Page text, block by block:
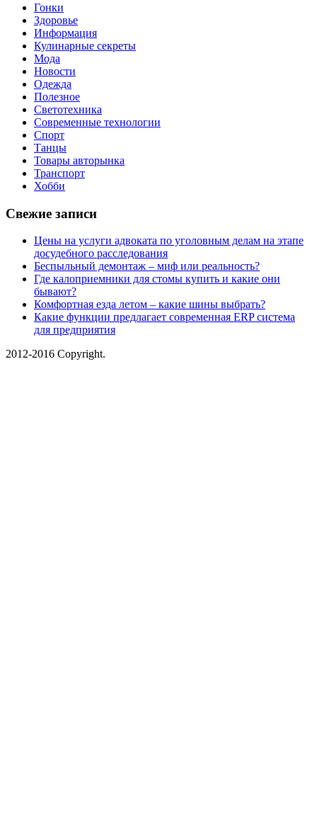
Гонки
Здоровье
Информация
Кулинарные секреты
Мода
Новости
Одежда
Полезное
Светотехника
Современные технологии
Спорт
Танцы
Товары авторынка
Транспорт
Хобби
Свежие записи
Цены на услуги адвоката по уголовным делам на этапе
досудебного расследования
Беспыльный демонтаж – миф или реальность?
Где калоприемники для стомы купить и какие они
бывают?
Комфортная езда летом – какие шины выбрать?
Какие функции предлагает современная ERP система
для предприятия
2012-2016 Copyright.